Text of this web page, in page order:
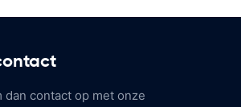
dan contact op met onze